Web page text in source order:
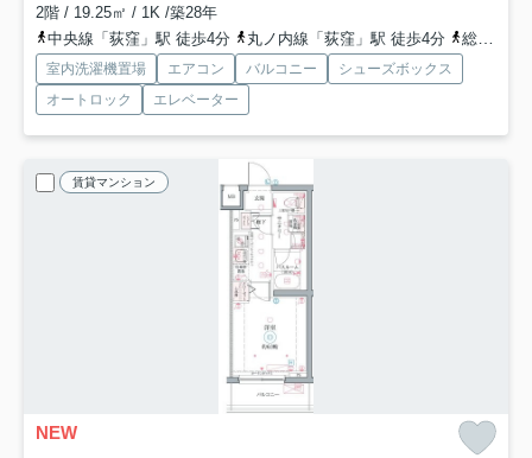
2階 / 19.25㎡ / 1K /築28年
中央線「荻窪」駅 徒歩4分
丸ノ内線「荻窪」駅 徒歩4分 総武線「荻窪」駅 徒歩4分
室内洗濯機置場 エアコン バルコニー
シューズボックス
オートロック
エレベーター
賃貸マンション
NEW